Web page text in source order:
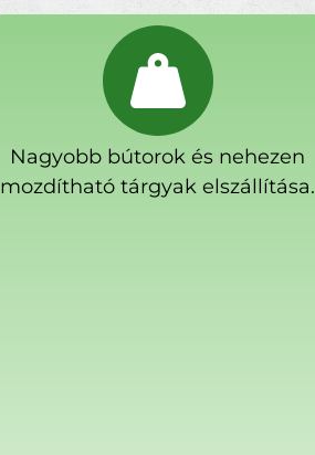
Nagyobb bútorok és nehezen
mozdítható tárgyak elszállítása.